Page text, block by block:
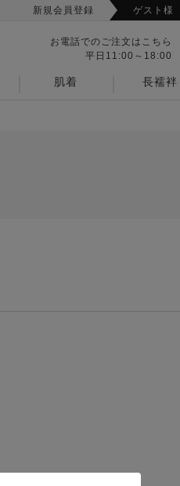
新規会員登録 ゲスト様
お電話でのご注文はこちら
平日11:00～18:00
肌着
長襦袢